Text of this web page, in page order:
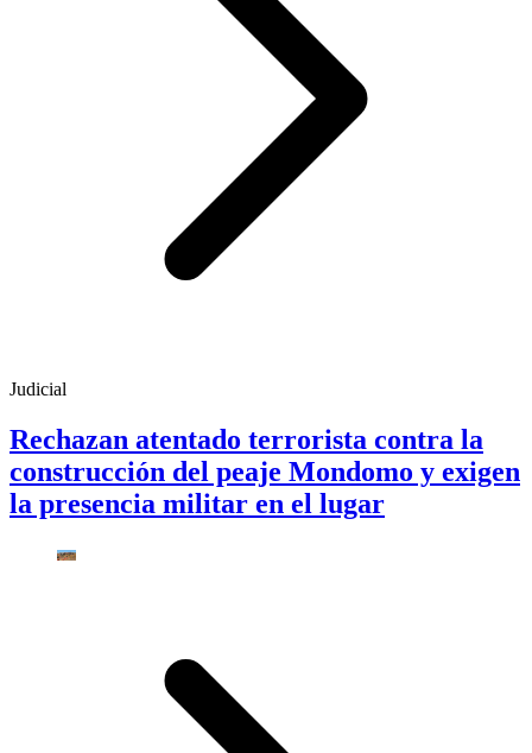
Judicial
Rechazan atentado terrorista contra la
construcción del peaje Mondomo y exigen
la presencia militar en el lugar